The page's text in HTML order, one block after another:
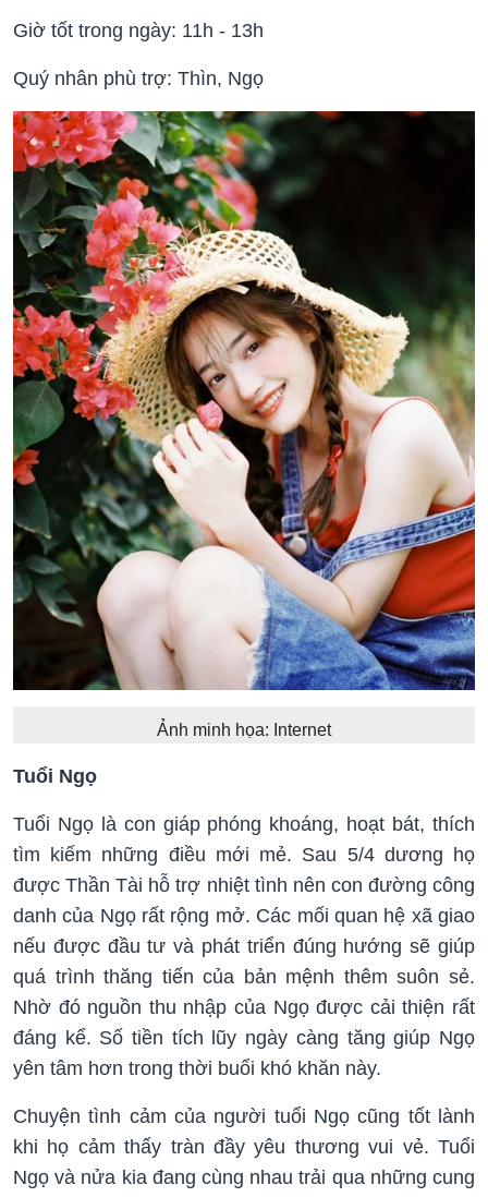
Giờ tốt trong ngày: 11h - 13h
Quý nhân phù trợ: Thìn, Ngọ
Ảnh minh họa: Internet
Tuổi Ngọ
Tuổi Ngọ là con giáp phóng khoáng, hoạt bát, thích
tìm kiếm những điều mới mẻ. Sau 5/4 dương họ
được Thần Tài hỗ trợ nhiệt tình nên con đường công
danh của Ngọ rất rộng mở. Các mối quan hệ xã giao
nếu được đầu tư và phát triển đúng hướng sẽ giúp
quá trình thăng tiến của bản mệnh thêm suôn sẻ.
Nhờ đó nguồn thu nhập của Ngọ được cải thiện rất
đáng kể. Số tiền tích lũy ngày càng tăng giúp Ngọ
yên tâm hơn trong thời buổi khó khăn này.
Chuyện tình cảm của người tuổi Ngọ cũng tốt lành
khi họ cảm thấy tràn đầy yêu thương vui vẻ. Tuổi
Ngọ và nửa kia đang cùng nhau trải qua những cung